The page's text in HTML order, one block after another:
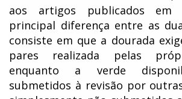
aos artigos publicados
principal diferença entre as
consiste em que a dourada
pares realizada pelas
enquanto a verde
submetidos à revisão por